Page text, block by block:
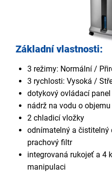
Základní vlastnosti:
3 režimy: Normální /
3 rychlosti: Vysoká /
dotykový ovládací
nádrž na vodu o
2 chladicí vložky
odnímatelný a
prachový filtr
integrovaná rukojeť a 4
manipulaci